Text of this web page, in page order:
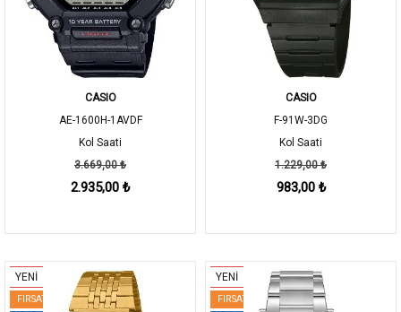
CASIO
AE-1600H-1AVDF
Kol Saati
3.669,00 ₺
2.935,00 ₺
CASIO
F-91W-3DG
Kol Saati
1.229,00 ₺
983,00 ₺
YENİ
FIRSAT
YENİ
FIRSAT